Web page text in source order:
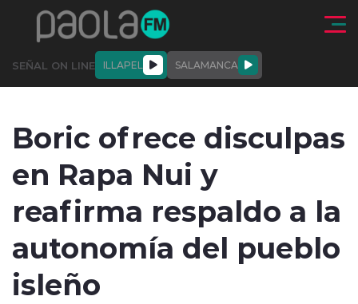
Click acá para ir directamente al contenido
SEÑAL ON LINE ILLAPEL SALAMANCA
ACTUALIDAD ENTREVISTAS
modo claro
Boric ofrece disculpas
en Rapa Nui y
reafirma respaldo a la
autonomía del pueblo
isleño